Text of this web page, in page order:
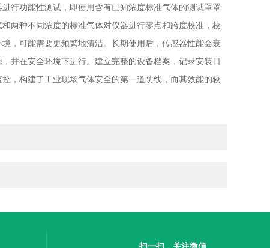
行功能性测试，即使用含有已知浓度标准气体的测试罩罩
两种不同浓度的标准气体对仪器进行零点和跨度校准，校
，可能需要更频繁地清洁。长期使用后，传感器性能会衰
并在安全环境下进行。建立完整的设备档案，记录安装日
，构建了工业现场气体安全的第一道防线，而其效能的较